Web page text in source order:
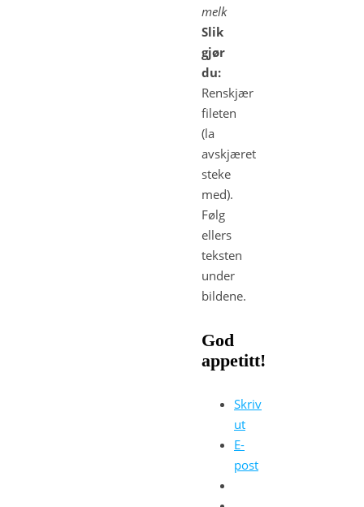
melk
Slik
gjør
du:
Renskjær
fileten
(la
avskjæret
steke
med).
Følg
ellers
teksten
under
bildene.
God
appetitt!
Skriv
ut
E-
post